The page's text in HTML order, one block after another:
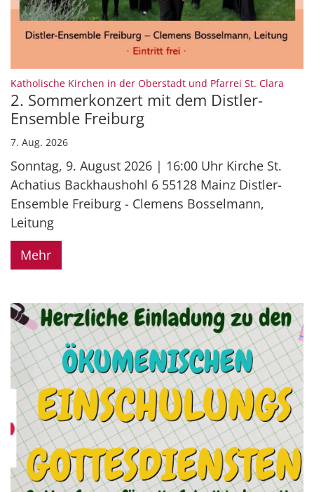
Katholische Kirchen in der Oberstadt und Pfarrei St. Clara
2. Sommerkonzert mit dem Distler-
Ensemble Freiburg
7. Aug. 2026
Sonntag, 9. August 2026 | 16:00 Uhr Kirche St.
Achatius Backhaushohl 6 55128 Mainz Distler-
Ensemble Freiburg - Clemens Bosselmann,
Leitung
Mehr